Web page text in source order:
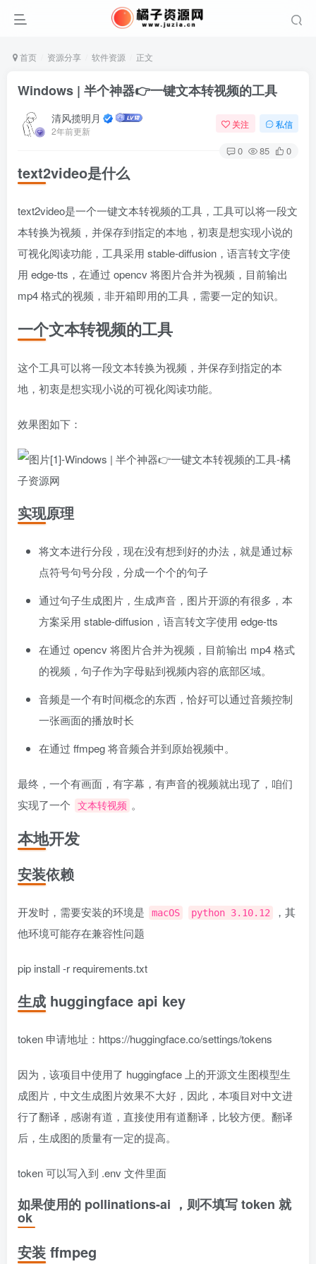
首页 资源分享 软件资源 正文
Windows | 半个神器👉一键文本转视频的工具
清风揽明月
2年前更新
关注 私信
0 85 0
text2video是什么
text2video是一个一键文本转视频的工具，工具可以将一段文
本转换为视频，并保存到指定的本地，初衷是想实现小说的
可视化阅读功能，工具采用 stable-diffusion，语言转文字使
用 edge-tts，在通过 opencv 将图片合并为视频，目前输出
mp4 格式的视频，非开箱即用的工具，需要一定的知识。
一个文本转视频的工具
这个工具可以将一段文本转换为视频，并保存到指定的本
地，初衷是想实现小说的可视化阅读功能。
效果图如下：
实现原理
将文本进行分段，现在没有想到好的办法，就是通过标
点符号句号分段，分成一个个的句子
通过句子生成图片，生成声音，图片开源的有很多，本
方案采用 stable-diffusion，语言转文字使用 edge-tts
在通过 opencv 将图片合并为视频，目前输出 mp4 格式
的视频，句子作为字母贴到视频内容的底部区域。
音频是一个有时间概念的东西，恰好可以通过音频控制
一张画面的播放时长
在通过 ffmpeg 将音频合并到原始视频中。
最终，一个有画面，有字幕，有声音的视频就出现了，咱们
实现了一个
文本转视频 。
本地开发
安装依赖
开发时，需要安装的环境是 macOS python 3.10.12
，其
他环境可能存在兼容性问题
pip install -r requirements.txt
生成 huggingface api key
token 申请地址：https://huggingface.co/settings/tokens
因为，该项目中使用了 huggingface 上的开源文生图模型生
成图片，中文生成图片效果不大好，因此，本项目对中文进
行了翻译，感谢有道，直接使用有道翻译，比较方便。翻译
后，生成图的质量有一定的提高。
token 可以写入到 .env 文件里面
如果使用的 pollinations-ai ，则不填写 token 就
ok
安装 ffmpeg